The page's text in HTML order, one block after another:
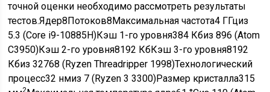
точной оценки необходимо рассмотреть результаты
тестов.Ядер8Потоков8Максимальная частота4 ГГциз
5.3 (Core i9-10885H)Кэш 1-го уровня384 Кбиз 896 (Atom
C3950)Кэш 2-го уровня8192 КбКэш 3-го уровня8192
Кбиз 32768 (Ryzen Threadripper 1998)Технологический
процесс32 нмиз 7 (Ryzen 3 3300)Размер кристалла315
2